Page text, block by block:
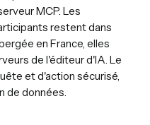
MCP. Les
restent dans
en France, elles
de l'éditeur d'IA. Le
et d'action sécurisé,
de données.